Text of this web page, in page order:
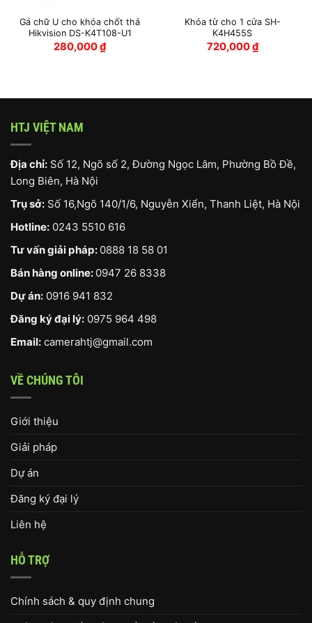
Gá chữ U cho khóa chốt thả
Hikvision DS-K4T108-U1
280,000₫
Khóa từ cho 1 cửa SH-
K4H455S
720,000₫
HTJ VIỆT NAM
Địa chỉ: Số 12, Ngõ số 2, Đường Ngọc Lâm, Phường Bồ Đề,
Long Biên, Hà Nội
Trụ sở: Số 16,Ngõ 140/1/6, Nguyễn Xiển, Thanh Liệt, Hà Nội
Hotline: 0243 5510 616
Tư vấn giải pháp: 0888 18 58 01
Bán hàng online: 0947 26 8338
Dự án: 0916 941 832
Đăng ký đại lý: 0975 964 498
Email: camerahtj@gmail.com
VỀ CHÚNG TÔI
Giới thiệu
Giải pháp
Dự án
Đăng ký đại lý
Liên hệ
HỖ TRỢ
Chính sách & quy định chung